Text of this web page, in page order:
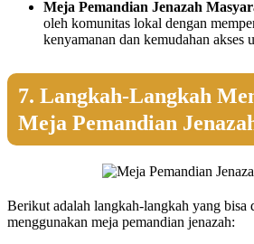
Meja Pemandian Jenazah
oleh komunitas lokal dengan
kenyamanan dan kemudahan akses
7. Langkah-Langkah
Meja Pemandian
Berikut adalah langkah-langkah yang bisa
menggunakan meja pemandian jenazah: